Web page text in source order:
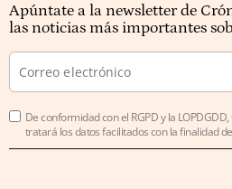
Apúntate a la newsletter de
las noticias más importantes
De conformidad con el RGPD y la LOPDGDD,
tratará los datos facilitados con la finalidad